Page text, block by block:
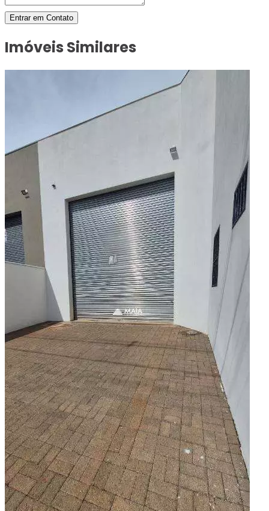
Entrar em Contato
Imóveis Similares